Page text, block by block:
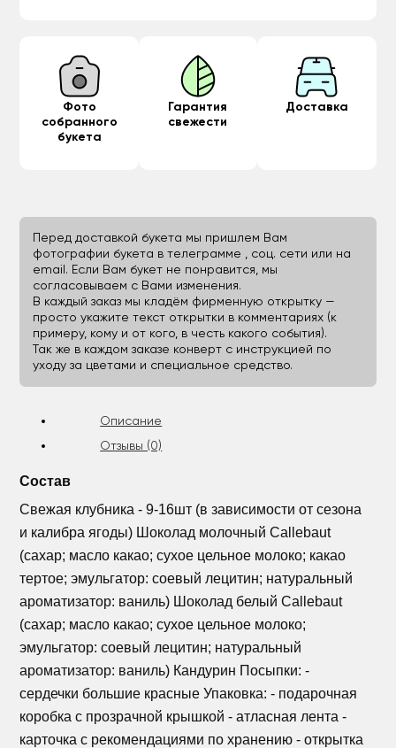
Фото
собранного
букета
Гарантия
свежести
Доставка
Перед доставкой букета мы пришлем Вам
фотографии букета в телеграмме , соц. сети или на
email. Если Вам букет не понравится, мы
согласовываем с Вами изменения.
В каждый заказ мы кладём фирменную открытку —
просто укажите текст открытки в комментариях (к
примеру, кому и от кого, в честь какого события).
Так же в каждом заказе конверт с инструкцией по
уходу за цветами и специальное средство.
Описание
Отзывы (0)
Состав
Свежая клубника - 9-16шт (в зависимости от сезона
и калибра ягоды) Шоколад молочный Callebaut
(сахар; масло какао; сухое цельное молоко; какао
тертое; эмульгатор: соевый лецитин; натуральный
ароматизатор: ваниль) Шоколад белый Callebaut
(сахар; масло какао; сухое цельное молоко;
эмульгатор: соевый лецитин; натуральный
ароматизатор: ваниль) Кандурин Посыпки: -
сердечки большие красные Упаковка: - подарочная
коробка с прозрачной крышкой - атласная лента -
карточка с рекомендациями по хранению - открытка